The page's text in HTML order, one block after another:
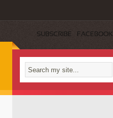
SUBSCRIBE FACEBOOK